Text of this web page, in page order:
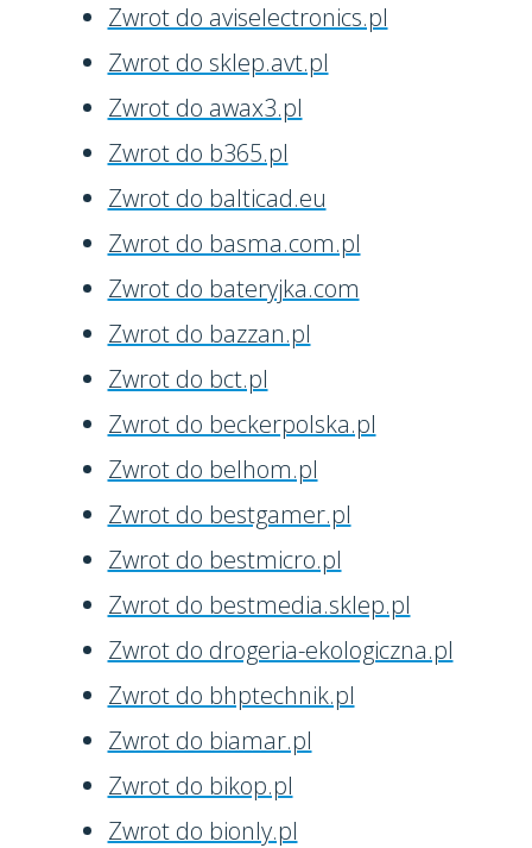
Zwrot do aviselectronics.pl
Zwrot do sklep.avt.pl
Zwrot do awax3.pl
Zwrot do b365.pl
Zwrot do balticad.eu
Zwrot do basma.com.pl
Zwrot do bateryjka.com
Zwrot do bazzan.pl
Zwrot do bct.pl
Zwrot do beckerpolska.pl
Zwrot do belhom.pl
Zwrot do bestgamer.pl
Zwrot do bestmicro.pl
Zwrot do bestmedia.sklep.pl
Zwrot do drogeria-ekologiczna.pl
Zwrot do bhptechnik.pl
Zwrot do biamar.pl
Zwrot do bikop.pl
Zwrot do bionly.pl